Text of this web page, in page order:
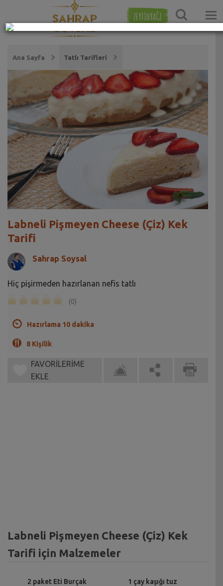
ZEYTİNYAĞI
Ana Sayfa Tatlı Tarifleri
Labneli Pişmeyen Cheese (Çiz) Kek
Tarifi
Sahrap Soysal
Hiç pişirmeden hazırlanan nefis tatlı
(0)
Hazırlama 10 dakika
8 Kişilik
FAVORİLERİME
EKLE
Labneli Pişmeyen Cheese (Çiz) Kek
Tarifi için Malzemeler
2 paket Eti Burçak 1 çay kaşığı tuz